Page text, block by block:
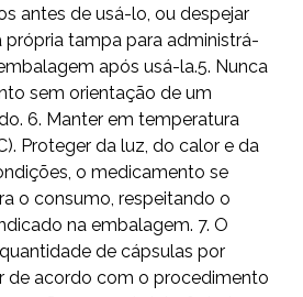
antes de usá-lo, ou despejar
própria tampa para administrá-
após usá-la.5. Nunca
sem orientação de um
6. Manter em temperatura
Proteger da luz, do calor e da
o medicamento se
o consumo, respeitando o
na embalagem. 7. O
de cápsulas por
de acordo com o procedimento